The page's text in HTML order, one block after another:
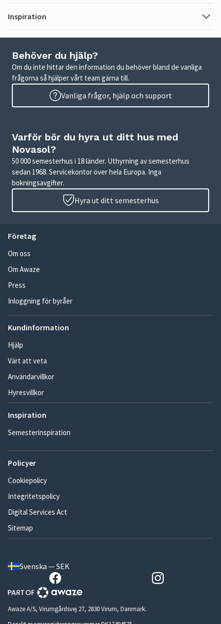
Inspiration
Behöver du hjälp?
Om du inte hittar den information du behöver bland de vanliga
frågorna så hjälper vårt team gärna till.
Vanliga frågor, hjälp och support
Varför bör du hyra ut ditt hus med
Novasol?
50 000 semesterhus i 18 länder. Uthyrning av semesterhus
sedan 1968. Servicekontor över hela Europa. Inga
bokningsavgifter.
Hyra ut ditt semesterhus
Företag
Om oss
Om Awaze
Press
Inloggning för byråer
Kundinformation
Hjälp
Värt att veta
Användarvillkor
Hyresvillkor
Inspiration
Semesterinspiration
Policyer
Cookiepolicy
Integritetspolicy
Digital Services Act
Sitemap
Svenska — SEK
Awaze A/S, Virumgårdsvej 27, 2830 Virum, Danmark.